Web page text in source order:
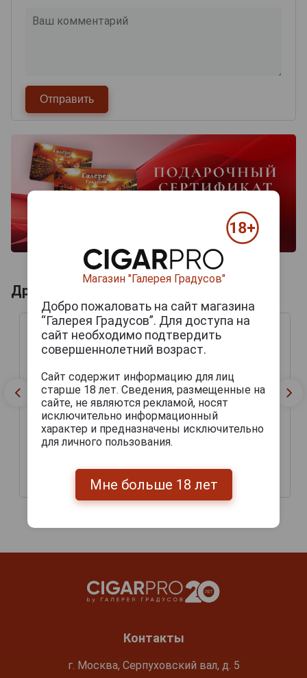
Другие продукты бренда HARBIN
Харбин Премиум 0.61л
233 руб.
Харбин Премиум 0.33л
140 руб.
Контакты
г. Москва, Серпуховский вал, д. 5
Магазин "Галерея Градусов"
Добро пожаловать на сайт магазина
“Галерея Градусов”. Для доступа на
сайт необходимо подтвердить
совершеннолетний возраст.
Сайт содержит информацию для лиц
старше 18 лет. Сведения, размещенные на
сайте, не являются рекламой, носят
исключительно информационный
характер и предназначены исключительно
для личного пользования.
Мне больше 18 лет